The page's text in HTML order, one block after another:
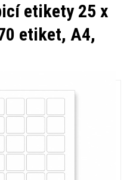
etikety 25 x
etiket, A4,